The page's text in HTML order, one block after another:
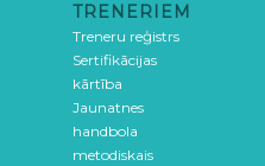
TRENERIEM
Treneru reģistrs
Sertifikācijas
kārtība
Jaunatnes
handbola
metodiskais